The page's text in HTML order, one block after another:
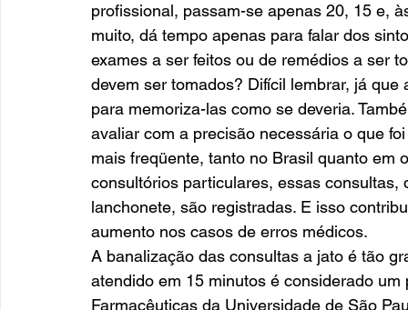
profissional, passam-se apenas 20, 15 e,
muito, dá tempo apenas para falar dos
exames a ser feitos ou de remédios a ser
devem ser tomados? Difícil lembrar, já
para memoriza-las como se deveria.
avaliar com a precisão necessária o que
mais freqüente, tanto no Brasil quanto em
consultórios particulares, essas
lanchonete, são registradas. E isso
aumento nos casos de erros médicos.
A banalização das consultas a jato é tão
atendido em 15 minutos é considerado
Farmacêuticas da Universidade de São